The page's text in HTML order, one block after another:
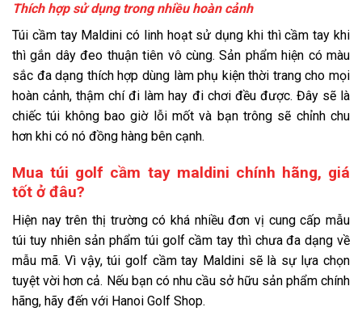
Thích hợp sử dụng trong nhiều hoàn cảnh
Túi cầm tay Maldini có linh hoạt sử dụng khi thì cầm tay khi
thì gắn dây đeo thuận tiên vô cùng. Sản phẩm hiện có màu
sắc đa dạng thích hợp dùng làm phụ kiện thời trang cho mọi
hoàn cảnh, thậm chí đi làm hay đi chơi đều được. Đây sẽ là
chiếc túi không bao giờ lỗi mốt và bạn trông sẽ chỉnh chu
hơn khi có nó đồng hàng bên cạnh.
Mua túi golf cầm tay maldini chính hãng, giá
tốt ở đâu?
Hiện nay trên thị trường có khá nhiều đơn vị cung cấp mẫu
túi tuy nhiên sản phẩm túi golf cầm tay thì chưa đa dạng về
mẫu mã. Vì vậy, túi golf cầm tay Maldini sẽ là sự lựa chọn
tuyệt vời hơn cả. Nếu bạn có nhu cầu sở hữu sản phẩm chính
hãng, hãy đến với Hanoi Golf Shop.